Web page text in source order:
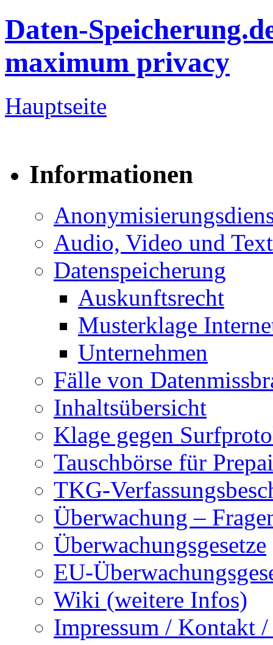
Daten-
maximum privacy
Hauptseite
Informationen
Audio, Video und Text
Datenspeicherung
Auskunftsrecht
Musterklage
Unternehmen
Fälle von
Inhaltsübersicht
Klage gegen
Tauschbörse für
TKG-
Überwachung –
Überwachungsgesetze
EU-
Wiki (weitere Infos)
Impressum / Kontakt